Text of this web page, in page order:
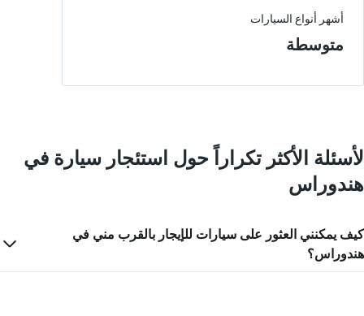
4
تأجير
الذي
يعرض
أرخص
إيجار
في
الشركات
أشهر أنواع السيارات
متوسطة
لأسئلة الأكثر تكراراً حول استئجار سيارة في
هندوراس
كيف يمكنني العثور على سيارات للإيجار بالقرب مني في
هندوراس؟